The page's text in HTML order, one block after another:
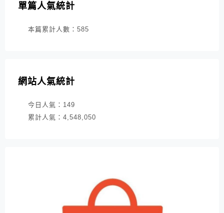
單篇人氣統計
本篇累計人數： 585
網站人氣統計
今日人氣： 149
累計人氣： 4,548,050